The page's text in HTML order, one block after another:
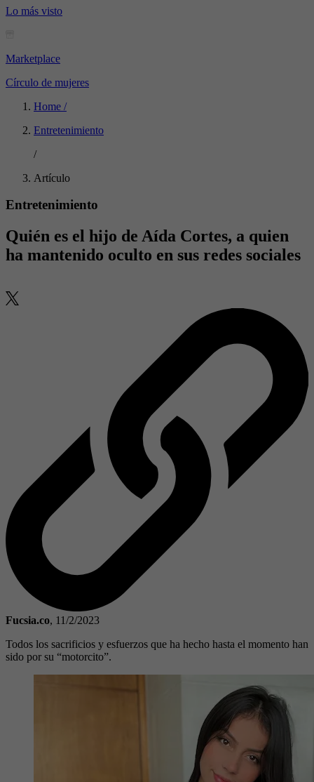
Lo más visto
Marketplace
Círculo de mujeres
Home /
Entretenimiento
/
Artículo
Entretenimiento
Quién es el hijo de Aída Cortes, a quien
ha mantenido oculto en sus redes sociales
Fucsia.co, 11/2/2023
Todos los sacrificios y esfuerzos que ha hecho hasta el momento han
sido por su “motorcito”.